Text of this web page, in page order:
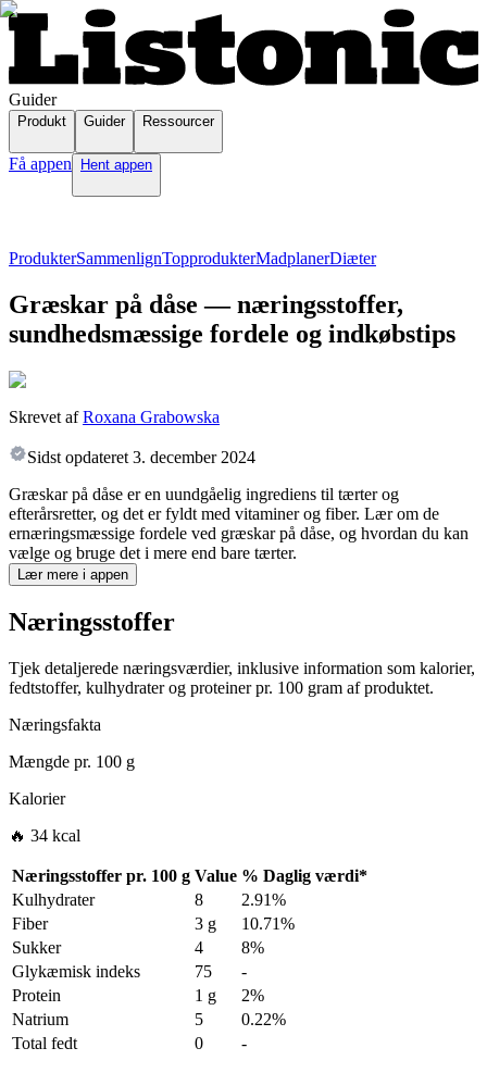
Guider
Produkt Guider Ressourcer
Få appen Hent appen
ProdukterSammenlignTopprodukterMadplanerDiæter
Græskar på dåse — næringsstoffer,
sundhedsmæssige fordele og indkøbstips
Skrevet af Roxana Grabowska
Sidst opdateret 3. december 2024
Græskar på dåse er en uundgåelig ingrediens til tærter og
efterårsretter, og det er fyldt med vitaminer og fiber. Lær om de
ernæringsmæssige fordele ved græskar på dåse, og hvordan du kan
vælge og bruge det i mere end bare tærter.
Lær mere i appen
Næringsstoffer
Tjek detaljerede næringsværdier, inklusive information som kalorier,
fedtstoffer, kulhydrater og proteiner pr. 100 gram af produktet.
Næringsfakta
Mængde pr. 100 g
Kalorier
🔥 34 kcal
Næringsstoffer pr. 100 g Value % Daglig værdi*
Kulhydrater
8
2.91%
Fiber
3 g
10.71%
Sukker
4
8%
Glykæmisk indeks
75
-
Protein
1 g
2%
Natrium
5
0.22%
Total fedt
0 -